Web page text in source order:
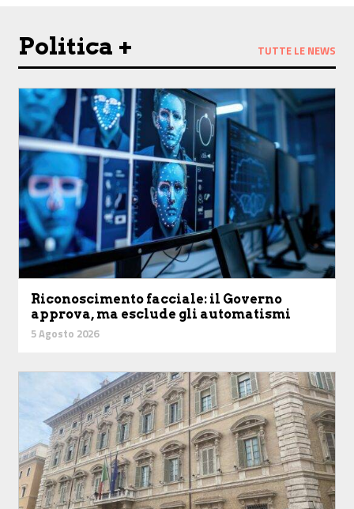
Politica + TUTTE LE NEWS
Riconoscimento facciale: il Governo
approva, ma esclude gli automatismi
5 Agosto 2026